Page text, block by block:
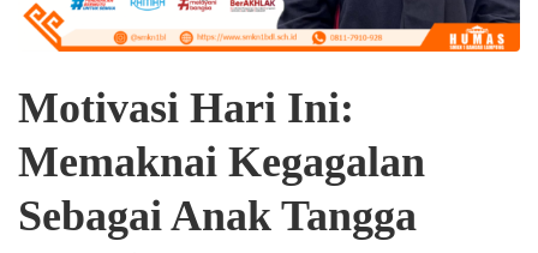
Motivasi Hari Ini:
Memaknai Kegagalan
Sebagai Anak Tangga